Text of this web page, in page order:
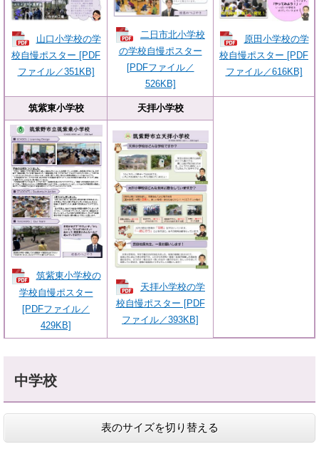
山口小学校の学
校自慢ポスター [PDF
ファイル／351KB]
二日市北小学校
の学校自慢ポスター
[PDFファイル／
526KB]
原田小学校の学
校自慢ポスター [PDF
ファイル／616KB]
筑紫東小学校 天拝小学校
筑紫東小学校の
学校自慢ポスター
[PDFファイル／
429KB]
天拝小学校の学
校自慢ポスター [PDF
ファイル／393KB]
中学校
表のサイズを切り替える